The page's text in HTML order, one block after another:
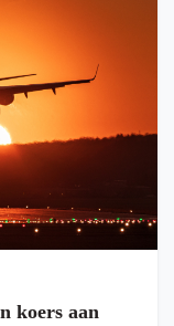
koers aan